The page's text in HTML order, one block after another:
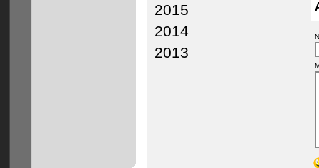
2015
2014
2013